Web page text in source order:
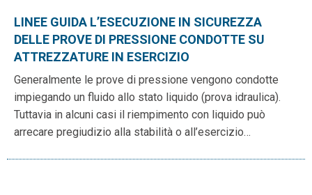
LINEE GUIDA L’ESECUZIONE IN SICUREZZA
DELLE PROVE DI PRESSIONE CONDOTTE SU
ATTREZZATURE IN ESERCIZIO
Generalmente le prove di pressione vengono condotte
impiegando un fluido allo stato liquido (prova idraulica).
Tuttavia in alcuni casi il riempimento con liquido può
arrecare pregiudizio alla stabilità o all’esercizio…